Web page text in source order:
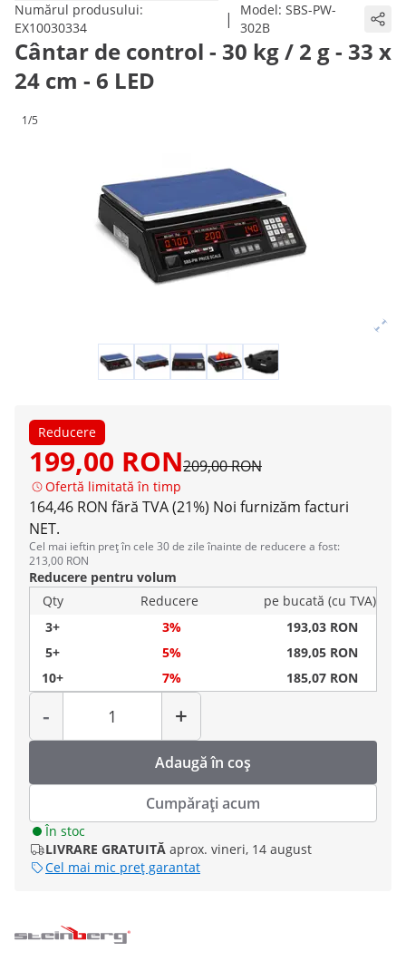
Numărul produsului:
EX10030334
| Model: SBS-PW-
302B
Cântar de control - 30 kg / 2 g - 33 x
24 cm - 6 LED
1/5
Reducere
199,00 RON209,00 RON
Ofertă limitată în timp
164,46 RON fără TVA (21%) Noi furnizăm facturi
NET.
Cel mai ieftin preț în cele 30 de zile înainte de reducere a fost:
213,00 RON
Reducere pentru volum
Qty
Reducere
pe bucată (cu TVA)
3+
3%
193,03 RON
5+
5%
189,05 RON
10+
7% 185,07 RON
-
Cantitate
+
Adaugă în coș
Cumpărați acum
În stoc
LIVRARE GRATUITĂ aprox. vineri, 14 august
Cel mai mic preț garantat